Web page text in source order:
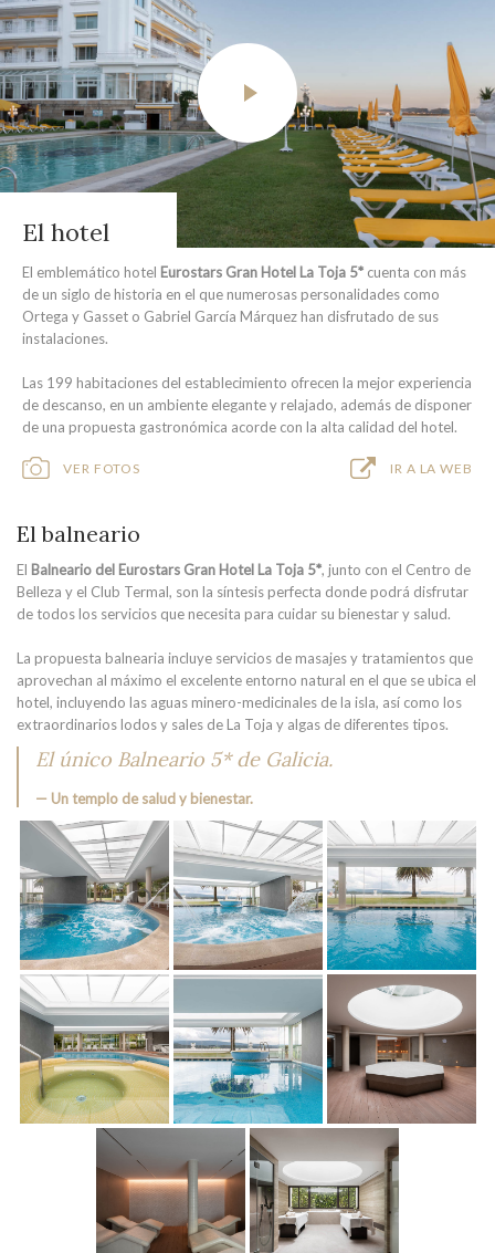
El hotel
El emblemático hotel Eurostars Gran Hotel La Toja 5* cuenta con más
de un siglo de historia en el que numerosas personalidades como
Ortega y Gasset o Gabriel García Márquez han disfrutado de sus
instalaciones.
Las 199 habitaciones del establecimiento ofrecen la mejor experiencia
de descanso, en un ambiente elegante y relajado, además de disponer
de una propuesta gastronómica acorde con la alta calidad del hotel.
VER FOTOS IR A LA WEB
El balneario
El Balneario del Eurostars Gran Hotel La Toja 5*, junto con el Centro de
Belleza y el Club Termal, son la síntesis perfecta donde podrá disfrutar
de todos los servicios que necesita para cuidar su bienestar y salud.
La propuesta balnearia incluye servicios de masajes y tratamientos que
aprovechan al máximo el excelente entorno natural en el que se ubica el
hotel, incluyendo las aguas minero-medicinales de la isla, así como los
extraordinarios lodos y sales de La Toja y algas de diferentes tipos.
El único Balneario 5* de Galicia.
Un templo de salud y bienestar.